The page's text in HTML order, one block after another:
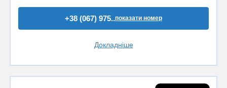
+38 (067) 975..показати номер
Докладніше